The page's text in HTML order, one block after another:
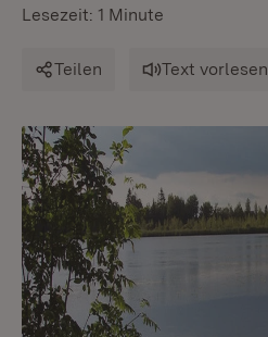
Lesezeit: 1 Minute
Teilen Text vorlesen